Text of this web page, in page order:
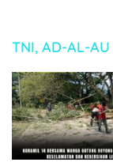
TNI, AD-AL-AU